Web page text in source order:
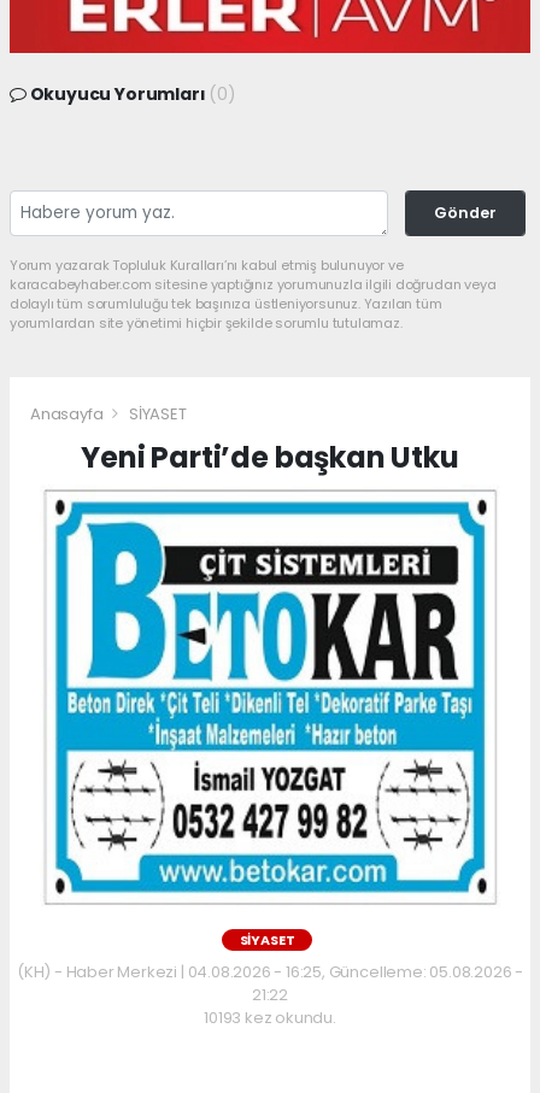
Okuyucu Yorumları (0)
Gönder
Yorum yazarak Topluluk Kuralları’nı kabul etmiş bulunuyor ve
karacabeyhaber.com sitesine yaptığınız yorumunuzla ilgili doğrudan veya
dolaylı tüm sorumluluğu tek başınıza üstleniyorsunuz. Yazılan tüm
yorumlardan site yönetimi hiçbir şekilde sorumlu tutulamaz.
Anasayfa SİYASET
Yeni Parti’de başkan Utku
SİYASET
(KH) - Haber Merkezi | 04.08.2026 - 16:25, Güncelleme: 05.08.2026 -
21:22
10193 kez okundu.